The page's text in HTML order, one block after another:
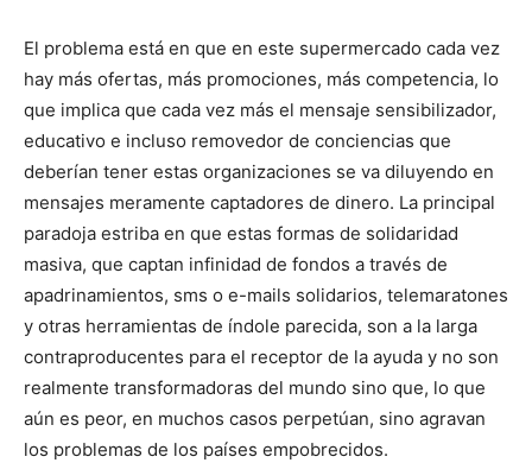
El problema está en que en este supermercado cada vez
hay más ofertas, más promociones, más competencia, lo
que implica que cada vez más el mensaje sensibilizador,
educativo e incluso removedor de conciencias que
deberían tener estas organizaciones se va diluyendo en
mensajes meramente captadores de dinero. La principal
paradoja estriba en que estas formas de solidaridad
masiva, que captan infinidad de fondos a través de
apadrinamientos, sms o e-mails solidarios, telemaratones
y otras herramientas de índole parecida, son a la larga
contraproducentes para el receptor de la ayuda y no son
realmente transformadoras del mundo sino que, lo que
aún es peor, en muchos casos perpetúan, sino agravan
los problemas de los países empobrecidos.